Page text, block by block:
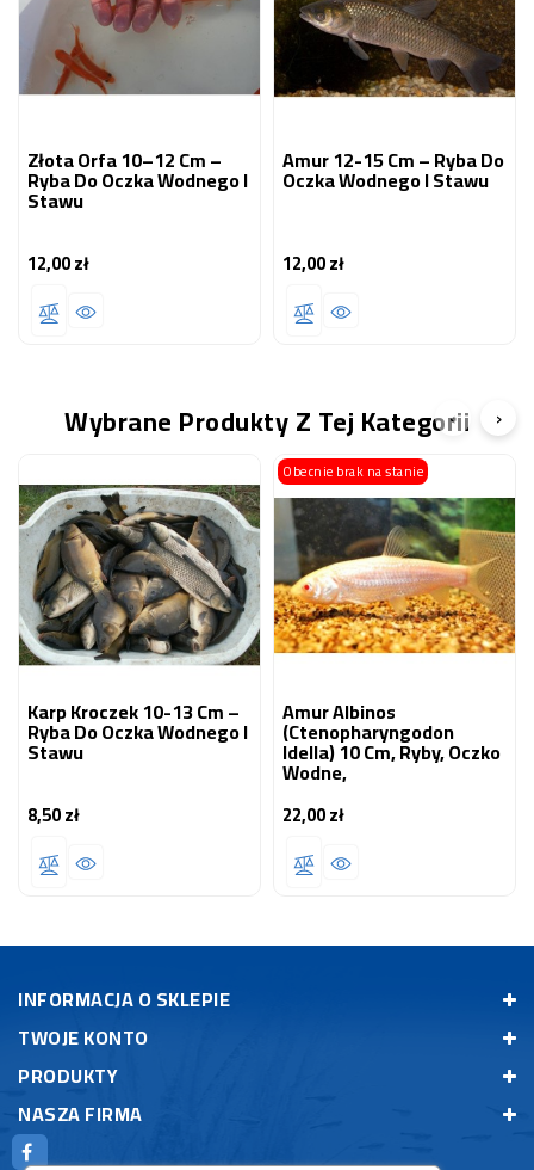
Złota Orfa 10–12 Cm –
Ryba Do Oczka Wodnego I
Stawu
12,00 złCena
Amur 12-15 Cm – Ryba Do
Oczka Wodnego I Stawu
12,00 złCena
Wybrane Produkty Z Tej Kategorii
Karp Kroczek 10-13 Cm –
Ryba Do Oczka Wodnego I
Stawu
8,50 złCena
Obecnie brak na stanie
Amur Albinos
(Ctenopharyngodon
Idella) 10 Cm, Ryby, Oczko
Wodne,
22,00 złCena
‹ ›
INFORMACJA O SKLEPIE
TWOJE KONTO
PRODUKTY
NASZA FIRMA